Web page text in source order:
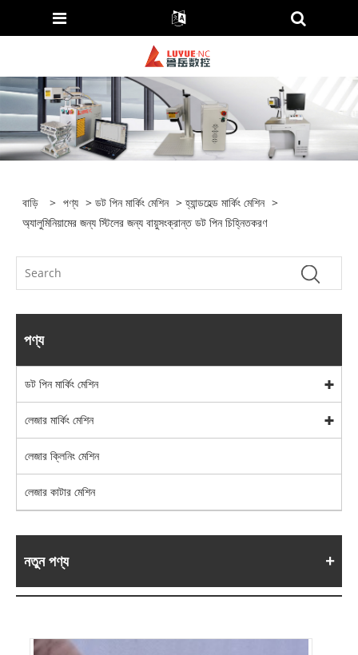
বাড়ি > পণ্য >ডট পিন মার্কিং মেশিন >হ্যান্ডহেল্ড মার্কিং মেশিন >
অ্যালুমিনিয়ামের জন্য স্টিলের জন্য বায়ুসংক্রান্ত ডট পিন চিহ্নিতকরণ
পণ্য
ডট পিন মার্কিং মেশিন
লেজার মার্কিং মেশিন
লেজার ক্লিনিং মেশিন
লেজার কাটার মেশিন
নতুন পণ্য